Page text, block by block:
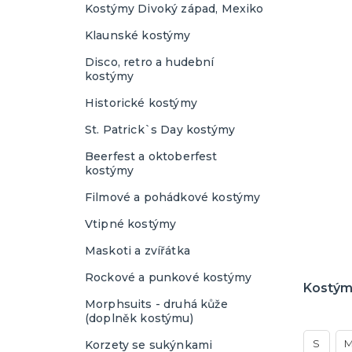
Sexy uniformy
Sexy zdravotní sestřičky
Kostýmy Divoký západ, Mexiko
Klaunské kostýmy
Disco, retro a hudební
kostýmy
Historické kostýmy
St. Patrick`s Day kostýmy
Beerfest a oktoberfest
kostýmy
Filmové a pohádkové kostýmy
Vtipné kostýmy
Maskoti a zvířátka
Rockové a punkové kostýmy
Morphsuits - druhá kůže
(doplněk kostýmu)
Korzety se sukýnkami
S M